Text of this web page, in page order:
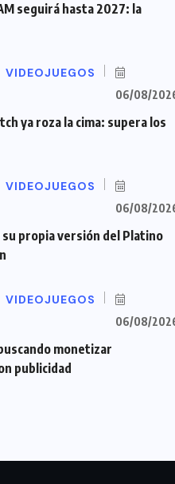
seguirá hasta 2027: la
VIDEOJUEGOS
06/08/
ya roza la cima: supera los
VIDEOJUEGOS
06/08/
propia versión del Platino
VIDEOJUEGOS
06/08/
monetizar
publicidad